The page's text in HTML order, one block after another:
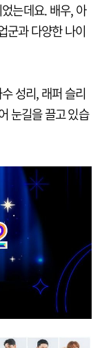
는데요. 배우, 아
군과 다양한 나이
성리, 래퍼 슬리
눈길을 끌고 있습